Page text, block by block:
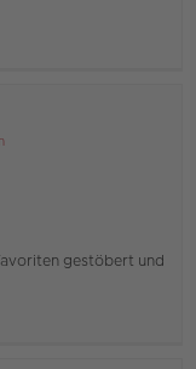
gestöbert und